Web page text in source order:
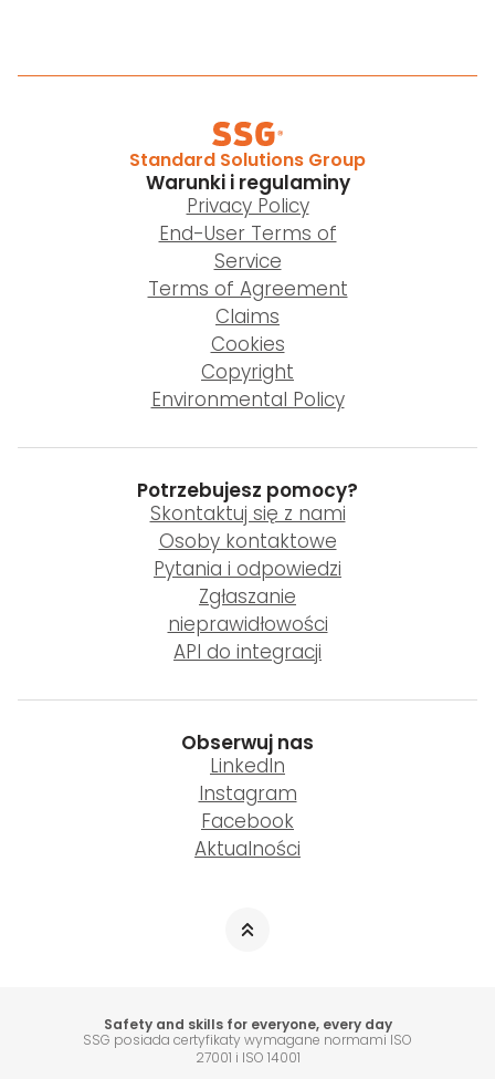
Standard Solutions Group
Warunki i regulaminy
Privacy Policy
End-User Terms of
Service
Terms of Agreement
Claims
Cookies
Copyright
Environmental Policy
Potrzebujesz pomocy?
Skontaktuj się z nami
Osoby kontaktowe
Pytania i odpowiedzi
Zgłaszanie
nieprawidłowości
API do integracji
Obserwuj nas
LinkedIn
Instagram
Facebook
Aktualności
Safety and skills for everyone, every day
SSG posiada certyfikaty wymagane normami ISO
27001 i ISO 14001